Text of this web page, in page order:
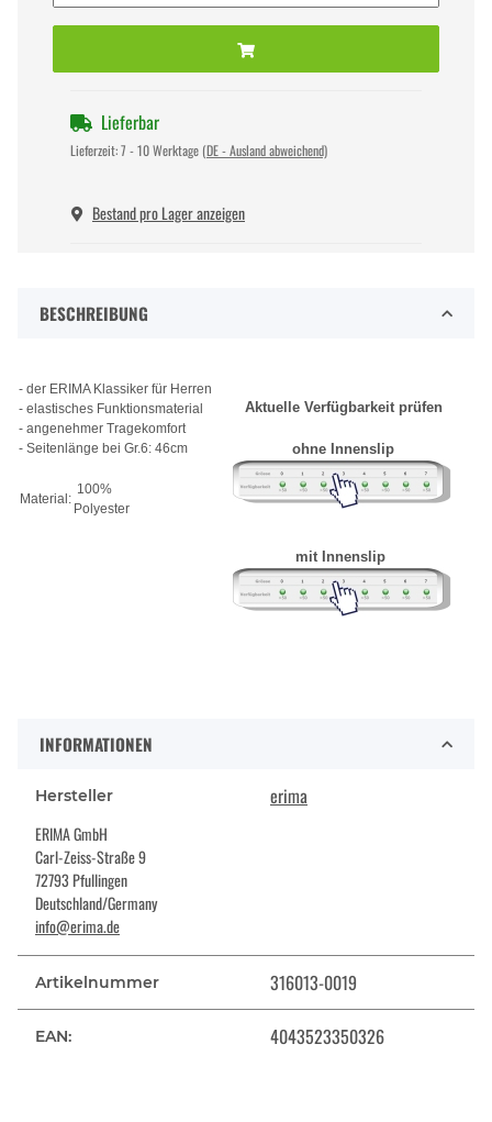
Lieferbar
Lieferzeit:7 - 10 Werktage (DE - Ausland abweichend)
Bestand pro Lager anzeigen
BESCHREIBUNG
- der ERIMA Klassiker für Herren
- elastisches Funktionsmaterial
- angenehmer Tragekomfort
- Seitenlänge bei Gr.6: 46cm
Material:
100%
Polyester
Aktuelle Verfügbarkeit prüfen
ohne Innenslip
mit Innenslip
INFORMATIONEN
Hersteller erima
ERIMA GmbH
Carl-Zeiss-Straße 9
72793 Pfullingen
Deutschland/Germany
info@erima.de
Artikelnummer 316013-0019
EAN: 4043523350326